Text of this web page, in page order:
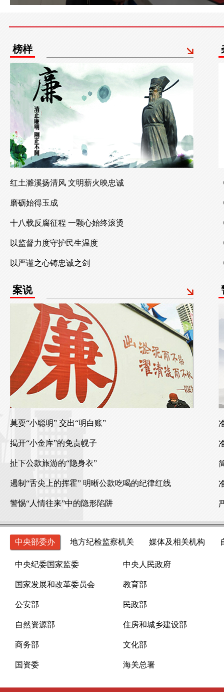
榜样
红土濉溪扬清风 文明薪火映忠诚
磨砺始得玉成
十八载反腐征程 一颗心始终滚烫
以监督力度守护民生温度
以严谨之心铸忠诚之剑
案说
莫耍“小聪明” 交出“明白账”
揭开“小金库”的免责幌子
扯下公款旅游的“隐身衣”
遏制“舌尖上的挥霍” 明晰公款吃喝的纪律红线
警惕“人情往来”中的隐形陷阱
中央部委办 地方纪检监察机关 媒体及相关机构
中央纪委国家监委 中央人民政府
国家发展和改革委员会 教育部
公安部 民政部
自然资源部 住房和城乡建设部
商务部 文化部
国资委 海关总署